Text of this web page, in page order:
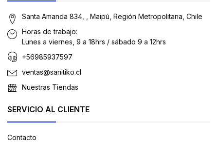
Santa Amanda 834, , Maipú, Región Metropolitana, Chile
Horas de trabajo:
Lunes a viernes, 9 a 18hrs / sábado 9 a 12hrs
+56985937597
ventas@sanitiko.cl
Nuestras Tiendas
SERVICIO AL CLIENTE
Contacto